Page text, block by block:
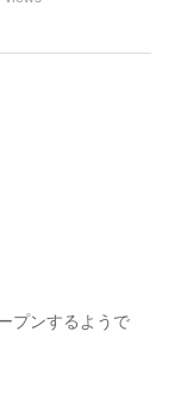
プンするようで